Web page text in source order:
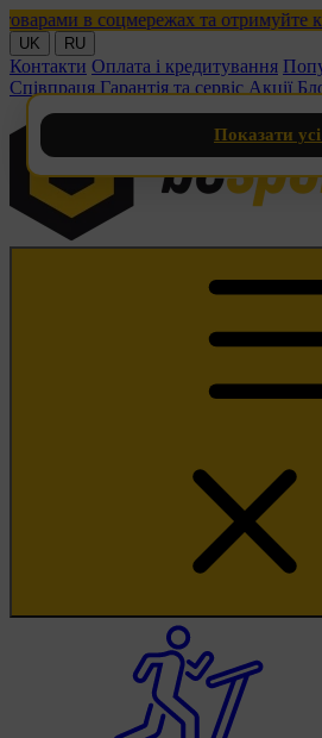
в соцмережах та отримуйте
UK RU
Контакти Оплата і кредитування
Співпраця Гарантія та сервіс Акції
Показати